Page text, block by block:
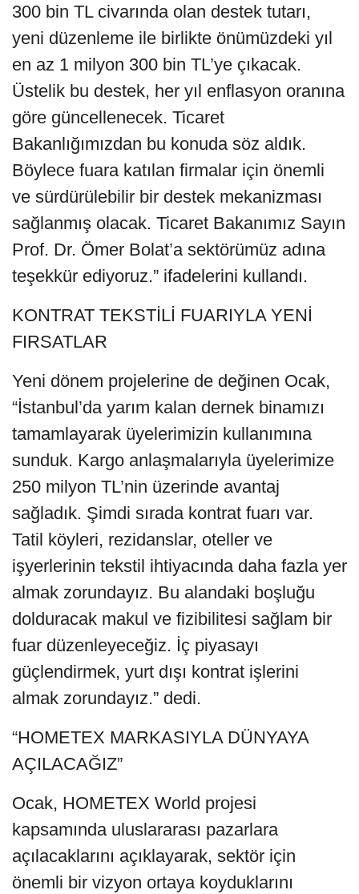
300 bin TL civarında olan destek tutarı,
yeni düzenleme ile birlikte önümüzdeki yıl
en az 1 milyon 300 bin TL’ye çıkacak.
Üstelik bu destek, her yıl enflasyon oranına
göre güncellenecek. Ticaret
Bakanlığımızdan bu konuda söz aldık.
Böylece fuara katılan firmalar için önemli
ve sürdürülebilir bir destek mekanizması
sağlanmış olacak. Ticaret Bakanımız Sayın
Prof. Dr. Ömer Bolat’a sektörümüz adına
teşekkür ediyoruz.” ifadelerini kullandı.
KONTRAT TEKSTİLİ FUARIYLA YENİ
FIRSATLAR
Yeni dönem projelerine de değinen Ocak,
“İstanbul’da yarım kalan dernek binamızı
tamamlayarak üyelerimizin kullanımına
sunduk. Kargo anlaşmalarıyla üyelerimize
250 milyon TL’nin üzerinde avantaj
sağladık. Şimdi sırada kontrat fuarı var.
Tatil köyleri, rezidanslar, oteller ve
işyerlerinin tekstil ihtiyacında daha fazla yer
almak zorundayız. Bu alandaki boşluğu
dolduracak makul ve fizibilitesi sağlam bir
fuar düzenleyeceğiz. İç piyasayı
güçlendirmek, yurt dışı kontrat işlerini
almak zorundayız.” dedi.
“HOMETEX MARKASIYLA DÜNYAYA
AÇILACAĞIZ”
Ocak, HOMETEX World projesi
kapsamında uluslararası pazarlara
açılacaklarını açıklayarak, sektör için
önemli bir vizyon ortaya koyduklarını